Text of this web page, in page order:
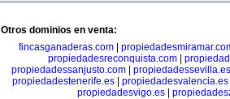
Otros dominios en venta:
fincasganaderas.com
propiedadesreconquista.com
propiedadessanjusto.com| propiedadessevilla.es
propiedadestenerife.es| propiedadesvalencia.es
propiedadesvigo.es|